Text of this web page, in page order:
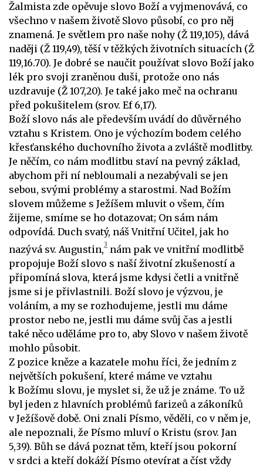
Žalmista zde opěvuje slovo Boží a vyjmenovává, co
všechno v našem životě Slovo působí, co pro něj
znamená. Je světlem pro naše nohy (Ž 119,105), dává
naději (Ž 119,49), těší v těžkých životních situacích (Ž
119,16.70). Je dobré se naučit používat slovo Boží jako
lék pro svoji zraněnou duši, protože ono nás
uzdravuje (Ž 107,20). Je také jako meč na ochranu
před pokušitelem (srov. Ef 6,17).
Boží slovo nás ale především uvádí do důvěrného
vztahu s Kristem. Ono je výchozím bodem celého
křesťanského duchovního života a zvláště modlitby.
Je něčím, co nám modlitbu staví na pevný základ,
abychom při ní nebloumali a nezabývali se jen
sebou, svými problémy a starostmi. Nad Božím
slovem můžeme s Ježíšem mluvit o všem, čím
žijeme, smíme se ho dotazovat; On sám nám
odpovídá. Duch svatý, náš Vnitřní Učitel, jak ho
nazývá sv. Augustin,3 nám pak ve vnitřní modlitbě
propojuje Boží slovo s naší životní zkušeností a
připomíná slova, která jsme kdysi četli a vnitřně
jsme si je přivlastnili. Boží slovo je výzvou, je
voláním, a my se rozhodujeme, jestli mu dáme
prostor nebo ne, jestli mu dáme svůj čas a jestli
také něco uděláme pro to, aby Slovo v našem životě
mohlo působit.
Z pozice kněze a kazatele mohu říci, že jedním z
největších pokušení, které máme ve vztahu
k Božímu slovu, je myslet si, že už je známe. To už
byl jeden z hlavních problémů farizeů a zákoníků
v Ježíšově době. Oni znali Písmo, věděli, co v něm je,
ale nepoznali, že Písmo mluví o Kristu (srov. Jan
5,39). Bůh se dává poznat těm, kteří jsou pokorní
v srdci a kteří dokáží Písmo otevírat a číst vždy